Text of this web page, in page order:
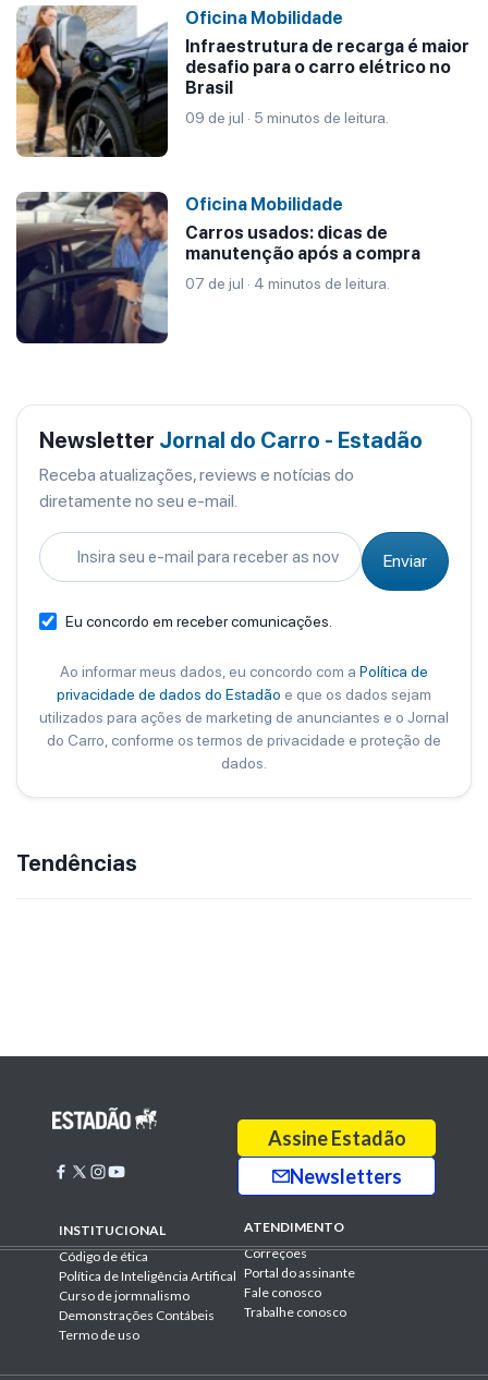
Oficina Mobilidade
Infraestrutura de recarga é maior
desafio para o carro elétrico no
Brasil
09 de jul · 5 minutos de leitura.
Oficina Mobilidade
Carros usados: dicas de
manutenção após a compra
07 de jul · 4 minutos de leitura.
Newsletter Jornal do Carro - Estadão
Receba atualizações, reviews e notícias do
diretamente no seu e-mail.
Enviar
Eu concordo em receber comunicações.
Ao informar meus dados, eu concordo com a Política de
privacidade de dados do Estadão e que os dados sejam
utilizados para ações de marketing de anunciantes e o Jornal
do Carro, conforme os termos de privacidade e proteção de
dados.
Tendências